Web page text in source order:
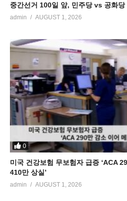
중간선거 100일 앞, 민주당 vs 공화당
admin AUGUST 1, 2026
0
미국 건강보험 무보험자 급증 ‘ACA
410만 상실’
admin AUGUST 1, 2026